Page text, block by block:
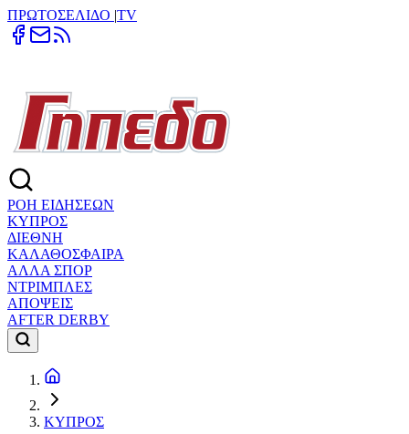
ΠΡΩΤΟΣΕΛΙΔΟ |TV
ΡΟΗ ΕΙΔΗΣΕΩΝ
ΚΥΠΡΟΣ
ΔΙΕΘΝΗ
ΚΑΛΑΘΟΣΦΑΙΡΑ
ΑΛΛΑ ΣΠΟΡ
ΝΤΡΙΜΠΛΕΣ
ΑΠΟΨΕΙΣ
AFTER DERBY
ΚΥΠΡΟΣ